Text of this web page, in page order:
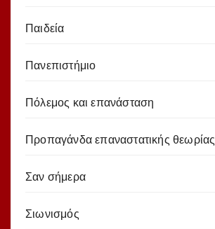
Παιδεία
Πανεπιστήμιο
Πόλεμος και επανάσταση
Προπαγάνδα επαναστατικής θεωρίας
Σαν σήμερα
Σιωνισμός